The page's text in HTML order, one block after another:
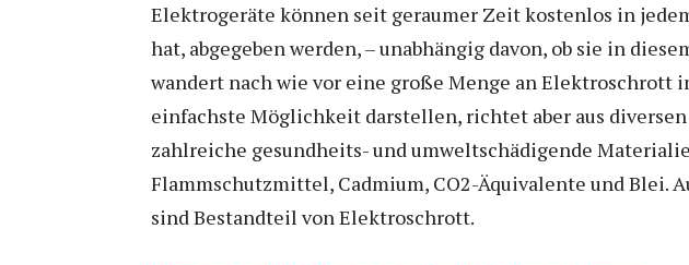
Elektrogeräte können seit geraumer Zeit kostenlos in
hat, abgegeben werden, – unabhängig davon, ob sie in
wandert nach wie vor eine große Menge an Elektroschrott
einfachste Möglichkeit darstellen, richtet aber aus
zahlreiche gesundheits- und umweltschädigende
Flammschutzmittel, Cadmium, CO2-Äquivalente und Blei.
sind Bestandteil von Elektroschrott.